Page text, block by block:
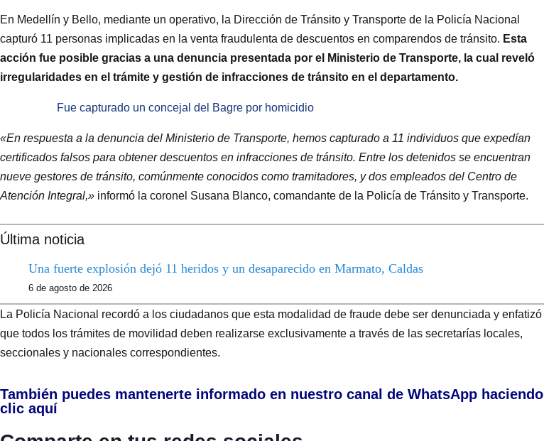
En Medellín y Bello, mediante un operativo, la Dirección de Tránsito y Transporte de la Policía Nacional
capturó 11 personas implicadas en la venta fraudulenta de descuentos en comparendos de tránsito. Esta
acción fue posible gracias a una denuncia presentada por el Ministerio de Transporte, la cual reveló
irregularidades en el trámite y gestión de infracciones de tránsito en el departamento.
Fue capturado un concejal del Bagre por homicidio
«En respuesta a la denuncia del Ministerio de Transporte, hemos capturado a 11 individuos que expedían
certificados falsos para obtener descuentos en infracciones de tránsito. Entre los detenidos se encuentran
nueve gestores de tránsito, comúnmente conocidos como tramitadores, y dos empleados del Centro de
Atención Integral,» informó la coronel Susana Blanco, comandante de la Policía de Tránsito y Transporte.
Última noticia
Una fuerte explosión dejó 11 heridos y un desaparecido en Marmato, Caldas
6 de agosto de 2026
La Policía Nacional recordó a los ciudadanos que esta modalidad de fraude debe ser denunciada y enfatizó
que todos los trámites de movilidad deben realizarse exclusivamente a través de las secretarías locales,
seccionales y nacionales correspondientes.
También puedes mantenerte informado en nuestro canal de WhatsApp haciendo
clic aquí